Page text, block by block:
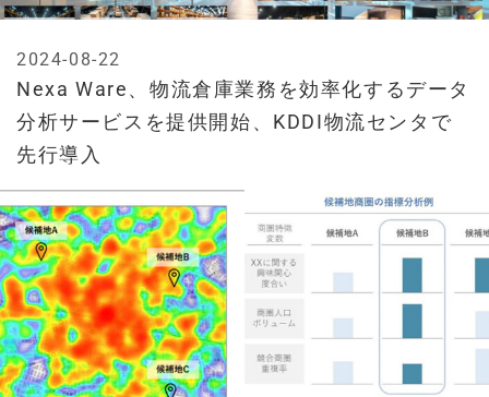
Nexa Ware、物流倉庫業務を効率化するデータ
分析サービスを提供開始、KDDI物流センタで
先行導入
2024-08-22